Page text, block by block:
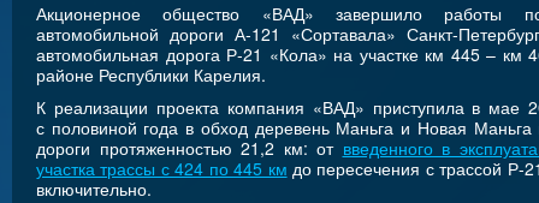
Акционерное общество «ВАД» завершило работы по
автомобильной дороги А-121 «Сортавала» Санкт-
автомобильная дорога Р-21 «Кола» на участке км 445 – км
районе Республики Карелия.
К реализации проекта компания «ВАД» приступила в мае
с половиной года в обход деревень Маньга и Новая Маньга
дороги протяженностью 21,2 км: от введенного в
участка трассы с 424 по 445 км до пересечения с трассой Р-
включительно.